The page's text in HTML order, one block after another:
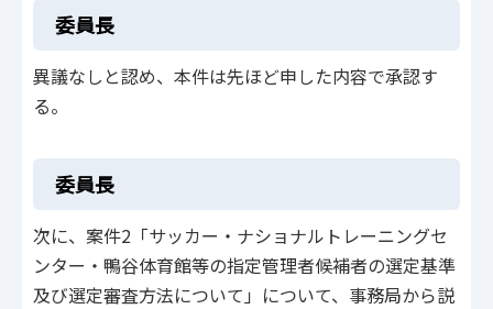
委員長
異議なしと認め、本件は先ほど申した内容で承認す
る。
委員長
次に、案件2「サッカー・ナショナルトレーニングセ
ンター・鴨谷体育館等の指定管理者候補者の選定基準
及び選定審査方法について」について、事務局から説